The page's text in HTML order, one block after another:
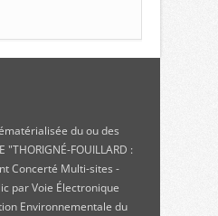
du ou des
"THORIGNÉ-FOUILLARD :
Concerté Multi-sites -
par Voie Électronique
Environnementale du